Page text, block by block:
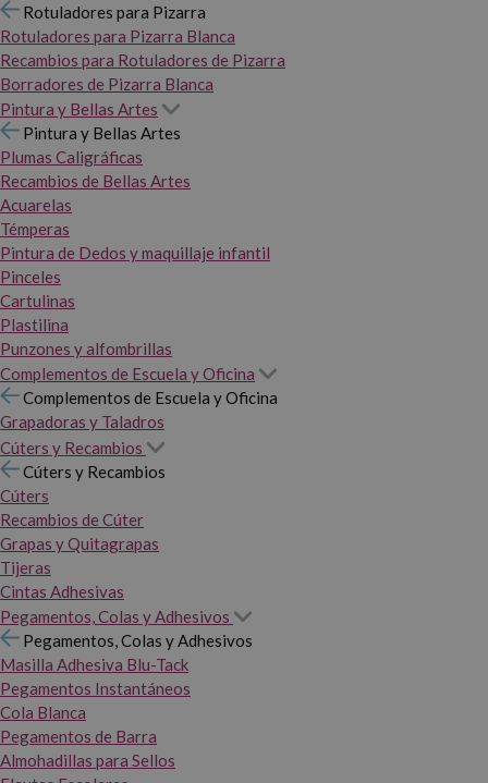
Rotuladores para Pizarra
Rotuladores para Pizarra Blanca
Recambios para Rotuladores de Pizarra
Borradores de Pizarra Blanca
Pintura y Bellas Artes
Pintura y Bellas Artes
Plumas Caligráficas
Recambios de Bellas Artes
Acuarelas
Témperas
Pintura de Dedos y maquillaje infantil
Pinceles
Cartulinas
Plastilina
Punzones y alfombrillas
Complementos de Escuela y Oficina
Complementos de Escuela y Oficina
Grapadoras y Taladros
Cúters y Recambios
Cúters y Recambios
Cúters
Recambios de Cúter
Grapas y Quitagrapas
Tijeras
Cintas Adhesivas
Pegamentos, Colas y Adhesivos
Pegamentos, Colas y Adhesivos
Masilla Adhesiva Blu-Tack
Pegamentos Instantáneos
Cola Blanca
Pegamentos de Barra
Almohadillas para Sellos